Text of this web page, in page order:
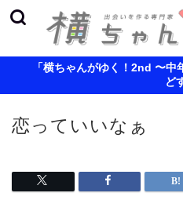
「横ちゃんがゆく！2nd 〜
ど
恋っていいなぁ